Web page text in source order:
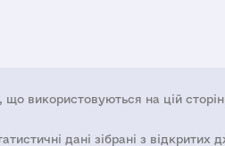
що використовуються на цій
дані зібрані з відкритих